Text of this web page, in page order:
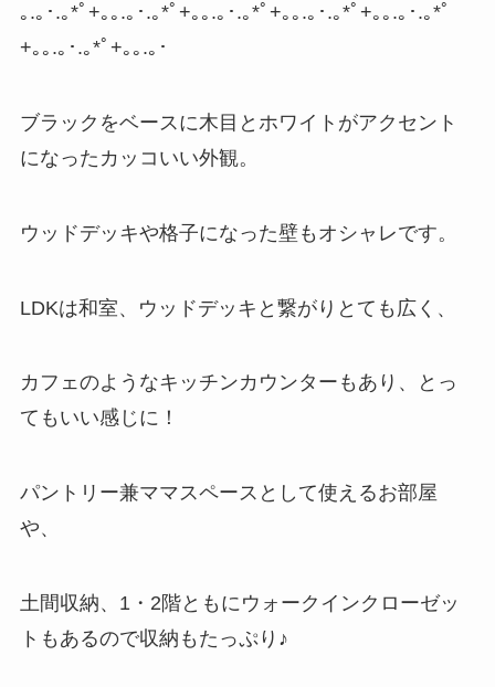
｡.｡･.｡*ﾟ+｡｡.｡･.｡*ﾟ+｡｡.｡･.｡*ﾟ+｡｡.｡･.｡*ﾟ+｡｡.｡･.｡*ﾟ
+｡｡.｡･.｡*ﾟ+｡｡.｡･
ブラックをベースに木目とホワイトがアクセント
になったカッコいい外観。
ウッドデッキや格子になった壁もオシャレです。
LDKは和室、ウッドデッキと繋がりとても広く、
カフェのようなキッチンカウンターもあり、とっ
てもいい感じに！
パントリー兼ママスペースとして使えるお部屋
や、
土間収納、1・2階ともにウォークインクローゼッ
トもあるので収納もたっぷり♪